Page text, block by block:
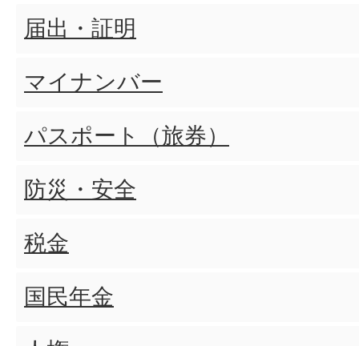
アクションプランではどの施
ますか
アクションプランでは何を見
アクションプランの目的は何
町道で道路工事等を行うとき
届出・証明
マイナンバー
パスポート（旅券）
防災・安全
税金
国民年金